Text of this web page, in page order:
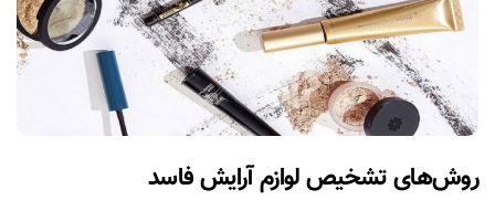
روش‌های تشخیص لوازم آرایش فاسد